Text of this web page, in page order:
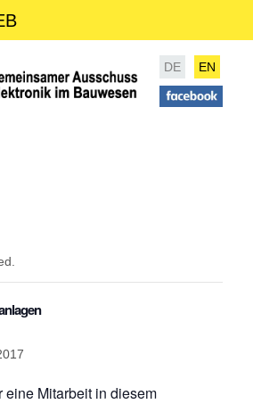
DE EN
Mitarbeit in diesem